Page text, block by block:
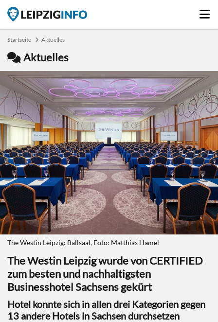
Startseite Aktuelles
Aktuelles
The Westin Leipzig: Ballsaal, Foto: Matthias Hamel
The Westin Leipzig wurde von CERTIFIED
zum besten und nachhaltigsten
Businesshotel Sachsens gekürt
Hotel konnte sich in allen drei Kategorien gegen
13 andere Hotels in Sachsen durchsetzen